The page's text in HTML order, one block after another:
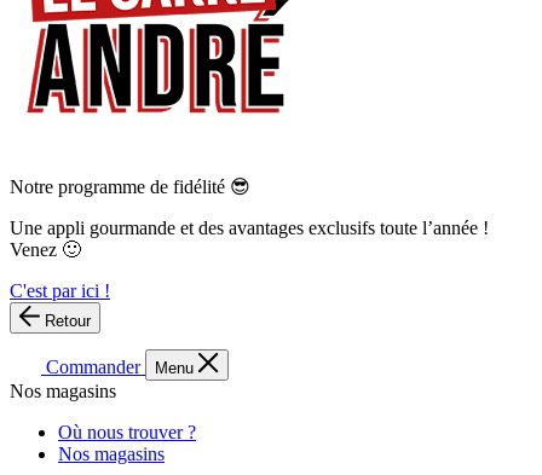
Notre programme de fidélité 😎
Une appli gourmande et des avantages exclusifs toute l’année !
Venez 🙂
C'est par ici !
Retour
Commander Menu
Nos magasins
Où nous trouver ?
Nos magasins